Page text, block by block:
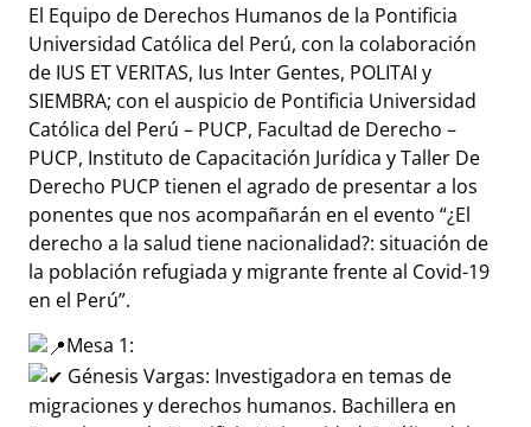
El Equipo de Derechos Humanos de la Pontificia
Universidad Católica del Perú, con la colaboración
de IUS ET VERITAS, Ius Inter Gentes, POLITAI y
SIEMBRA; con el auspicio de Pontificia Universidad
Católica del Perú – PUCP, Facultad de Derecho –
PUCP, Instituto de Capacitación Jurídica y Taller De
Derecho PUCP tienen el agrado de presentar a los
ponentes que nos acompañarán en el evento “¿El
derecho a la salud tiene nacionalidad?: situación de
la población refugiada y migrante frente al Covid-19
en el Perú”.
Mesa 1:
Génesis Vargas: Investigadora en temas de
migraciones y derechos humanos. Bachillera en